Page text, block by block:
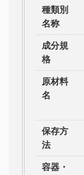
種類別
名称
成分規
格
原材料
名
保存方
法
容器・